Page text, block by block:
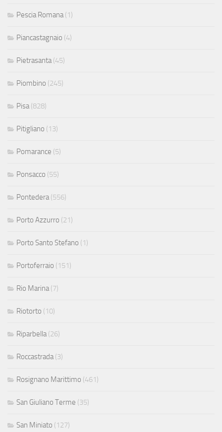
Pescia Romana (1)
Piancastagnaio (4)
Pietrasanta (45)
Piombino (245)
Pisa (828)
Pitigliano (13)
Pomarance (5)
Ponsacco (55)
Pontedera (556)
Porto Azzurro (21)
Porto Santo Stefano (1)
Portoferraio (151)
Rio Marina (7)
Riotorto (10)
Riparbella (26)
Roccastrada (3)
Rosignano Marittimo (461)
San Giuliano Terme (35)
San Miniato (127)